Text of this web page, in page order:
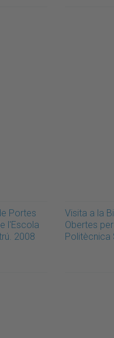
Portes
l'Escola
2008
Visita a la
Obertes
Politècnica